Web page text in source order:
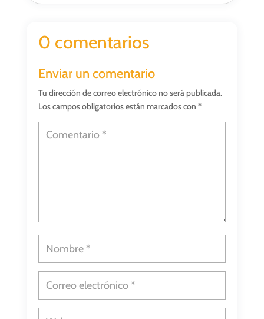
0 comentarios
Enviar un comentario
Tu dirección de correo electrónico no será publicada.
Los campos obligatorios están marcados con *